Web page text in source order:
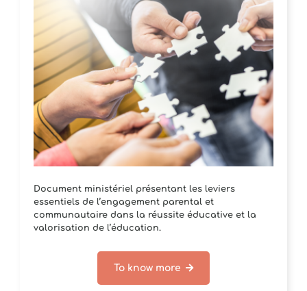
Document ministériel présentant les leviers
essentiels de l’engagement parental et
communautaire dans la réussite éducative et la
valorisation de l’éducation.
To know more